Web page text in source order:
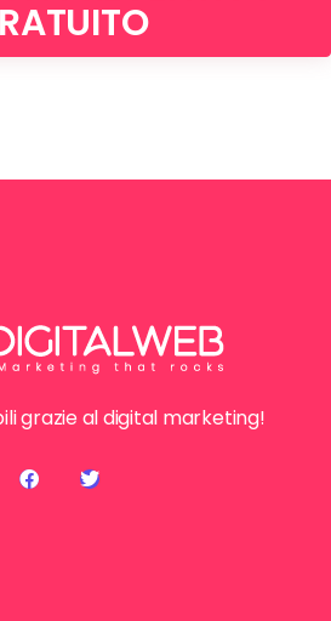
grazie al digital marketing!